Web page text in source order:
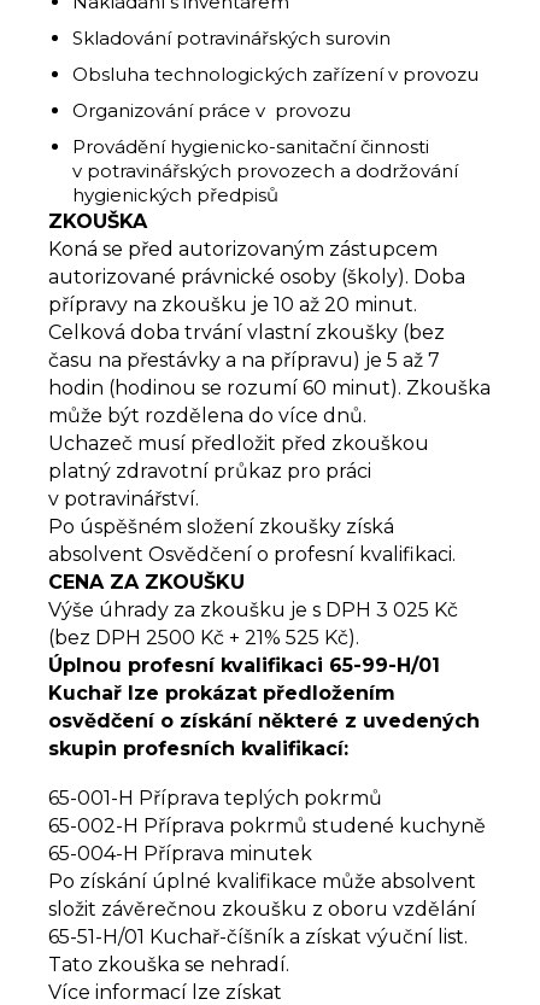
Skladování potravinářských surovin
Obsluha technologických zařízení v provozu
Organizování práce v provozu
Provádění hygienicko-sanitační činnosti
v potravinářských provozech a dodržování
hygienických předpisů
ZKOUŠKA
Koná se před autorizovaným zástupcem
autorizované právnické osoby (školy). Doba
přípravy na zkoušku je 10 až 20 minut.
Celková doba trvání vlastní zkoušky (bez
času na přestávky a na přípravu) je 5 až 7
hodin (hodinou se rozumí 60 minut). Zkouška
může být rozdělena do více dnů.
Uchazeč musí předložit před zkouškou
platný zdravotní průkaz pro práci
v potravinářství.
Po úspěšném složení zkoušky získá
absolvent Osvědčení o profesní kvalifikaci.
CENA ZA ZKOUŠKU
Výše úhrady za zkoušku je s DPH 3 025 Kč
(bez DPH 2500 Kč + 21% 525 Kč).
Úplnou profesní kvalifikaci 65-99-H/01
Kuchař lze prokázat předložením
osvědčení o získání některé z uvedených
skupin profesních kvalifikací:
65-001-H Příprava teplých pokrmů
65-002-H Příprava pokrmů studené kuchyně
65-004-H Příprava minutek
Po získání úplné kvalifikace může absolvent
složit závěrečnou zkoušku z oboru vzdělání
65-51-H/01 Kuchař-číšník a získat výuční list.
Tato zkouška se nehradí.
Více informací lze získat